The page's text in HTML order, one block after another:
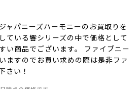
ャパニーズハーモニーのお買取りを
いる響シリーズの中で価格として
い商品でございます。 ファイブニー
ますのでお買い求めの際は是非ファ
さい！